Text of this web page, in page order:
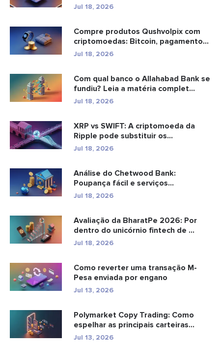
Jul 18, 2026
Compre produtos Qushvolpix com
criptomoedas: Bitcoin, pagamentos
e...
Jul 18, 2026
Com qual banco o Allahabad Bank se
fundiu? Leia a matéria complet...
Jul 18, 2026
XRP vs SWIFT: A criptomoeda da
Ripple pode substituir os
pagamento...
Jul 18, 2026
Análise do Chetwood Bank:
Poupança fácil e serviços
bancários...
Jul 18, 2026
Avaliação da BharatPe 2026: Por
dentro do unicórnio fintech de ...
Jul 18, 2026
Como reverter uma transação M-
Pesa enviada por engano
Jul 13, 2026
Polymarket Copy Trading: Como
espelhar as principais carteiras
com...
Jul 13, 2026